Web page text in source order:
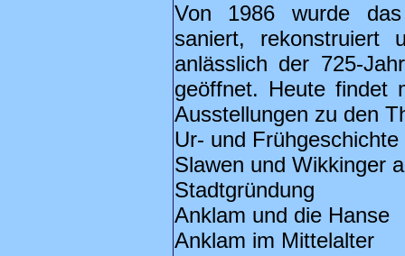
Von 1986 wurde
saniert, rekonstruiert
anlässlich der 725-
geöffnet. Heute findet
Ausstellungen zu den
Ur- und
Slawen und Wikkinger
Stadtgründung
Anklam und die Hanse
Anklam im Mittelalter